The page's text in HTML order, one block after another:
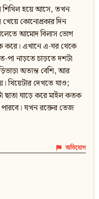
শিথিল হয়ে আসে, তখন
খেয়ে কোনোপ্রকার দিন
আমোদ বিলাস ভোগ
এখানে এ-ঘর থেকে
পা নাড়তে চাড়তে দশটা
অত্যন্ত বেশি, আর
থিয়েটার দেখতে যাও;
ছাতা ঘাড়ে করে মাইল কতক
যখন রক্তের তেজ
অভিযোগ